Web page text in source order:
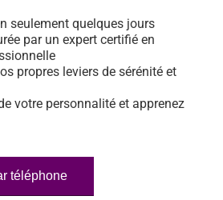
seulement quelques jours
par un expert certifié en
propres leviers de sérénité et
votre personnalité et apprenez
téléphone